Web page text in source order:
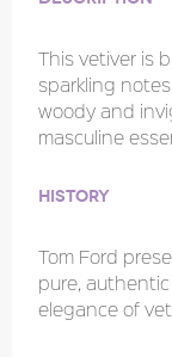
This vetiver is
sparkling
woody and
masculine
History
Tom Ford
pure,
elegance of